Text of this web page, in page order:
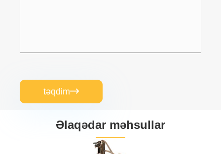
təqdim
Əlaqədar məhsullar